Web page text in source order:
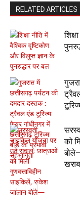
RELATED ARTICLES
को